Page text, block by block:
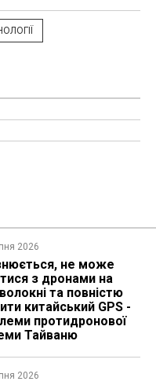
2026
не може
з дронами на
та повністю
китайський GPS -
протидронової
Тайваню
2026